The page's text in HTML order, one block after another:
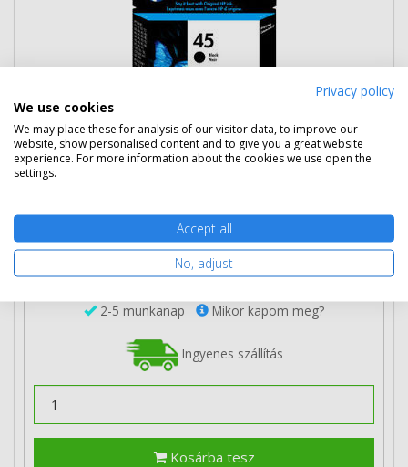
Több darabos ár
2 db23 690 Ft (bruttó 30 086 Ft) / db
3 db-tól23 490 Ft (bruttó 29 832 Ft) / db
2-5 munkanap Mikor kapom meg?
Ingyenes szállítás
Kosárba tesz
Privacy policy
We use cookies
We may place these for analysis of our visitor data, to improve our
website, show personalised content and to give you a great website
experience. For more information about the cookies we use open the
settings.
Accept all
No, adjust